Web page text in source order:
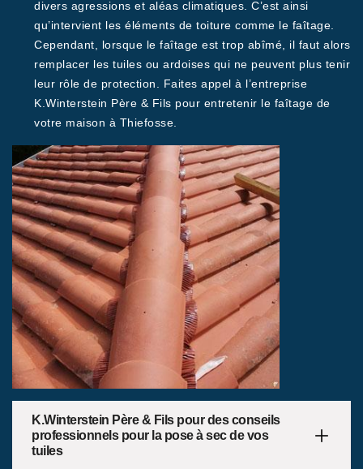
divers agressions et aléas climatiques. C’est ainsi
qu’intervient les éléments de toiture comme le faîtage.
Cependant, lorsque le faîtage est trop abîmé, il faut alors
remplacer les tuiles ou ardoises qui ne peuvent plus tenir
leur rôle de protection. Faites appel à l’entreprise
K.Winterstein Père & Fils pour entretenir le faîtage de
votre maison à Thiefosse.
K.Winterstein Père & Fils pour des conseils
professionnels pour la pose à sec de vos
tuiles